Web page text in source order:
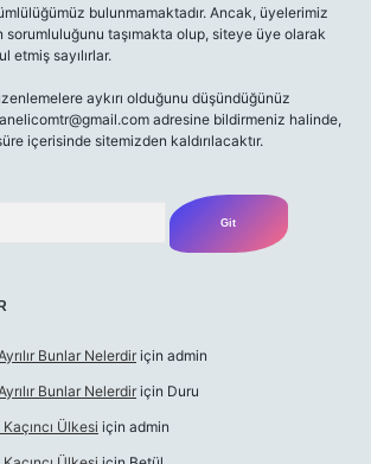
bulunmamaktadır. Ancak, üyelerimiz
sorumluluğunu taşımakta olup, siteye üye olarak
etmiş sayılırlar.
aykırı olduğunu düşündüğünüz
adresine bildirmeniz halinde,
içerisinde sitemizden kaldırılacaktır.
Bunlar Nelerdir için admin
Bunlar Nelerdir için Duru
Ülkesi için admin